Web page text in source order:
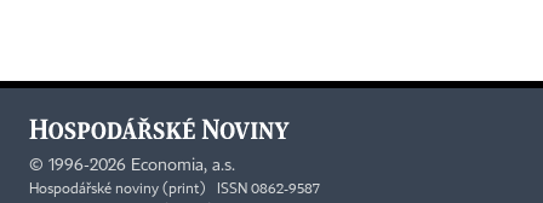
© 1996-2026 Economia, a.s.
Hospodářské noviny (print) ISSN 0862-9587